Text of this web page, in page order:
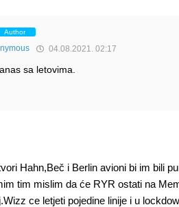
Author
04.08.2021. 02:17
sa letovima.
Hahn,Beč i Berlin avioni bi im bili
tim mislim da će RYR ostati na
ce letjeti pojedine linije i u